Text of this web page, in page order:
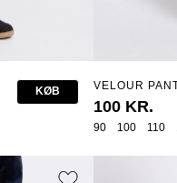
KØB
90 100 110
VELOUR
100 KR.